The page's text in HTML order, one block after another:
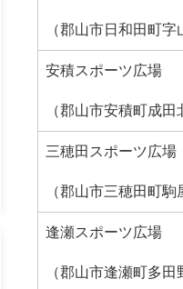
（郡山市日和田町字
安積スポーツ広場
（郡山市安積町成田
三穂田スポーツ広場
（郡山市三穂田町駒
逢瀬スポーツ広場
（郡山市逢瀬町多